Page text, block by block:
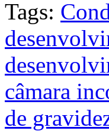
Tags:
câmara
de